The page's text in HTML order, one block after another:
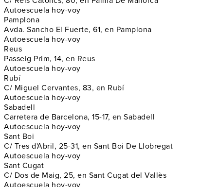
Autoescuela hoy-voy
Pamplona
Avda. Sancho El Fuerte, 61, en Pamplona
Autoescuela hoy-voy
Reus
Passeig Prim, 14, en Reus
Autoescuela hoy-voy
Rubí
C/ Miguel Cervantes, 83, en Rubí
Autoescuela hoy-voy
Sabadell
Carretera de Barcelona, 15-17, en Sabadell
Autoescuela hoy-voy
Sant Boi
C/ Tres d'Abril, 25-31, en Sant Boi De Llobregat
Autoescuela hoy-voy
Sant Cugat
C/ Dos de Maig, 25, en Sant Cugat del Vallès
Autoescuela hoy-voy